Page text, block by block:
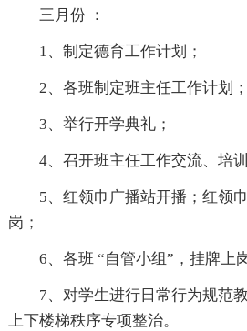
三月份 ：
1、制定德育工作计划；
2、各班制定班主任工作计划；
3、举行开学典礼；
4、召开班主任工作交流、培训
5、红领巾广播站开播；红领
岗；
6、各班 “自管小组”，挂牌上
7、对学生进行日常行为规范
上下楼梯秩序专项整治。